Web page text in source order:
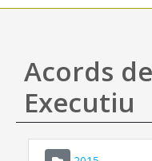
Acords
Executiu